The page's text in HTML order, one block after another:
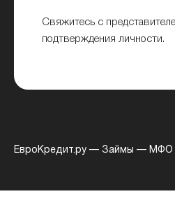
Свяжитесь с
подтверждения личности.
ЕвроКредит.ру — Займы — МФО